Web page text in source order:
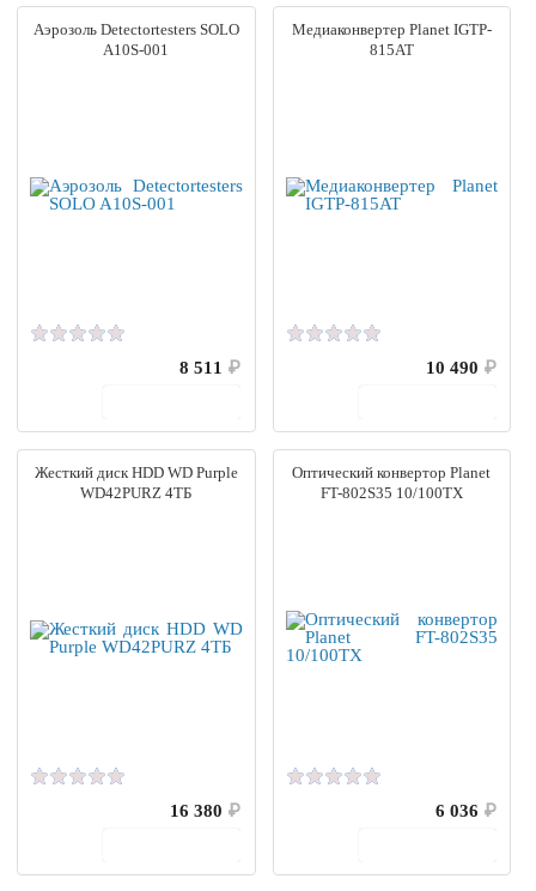
Аэрозоль Detectortesters SOLO
A10S-001
8 511 ₽
Медиаконвертер Planet IGTP-
815AT
10 490 ₽
Жесткий диск HDD WD Purple
WD42PURZ 4ТБ
16 380 ₽
Оптический конвертор Planet
FT-802S35 10/100TX
6 036 ₽